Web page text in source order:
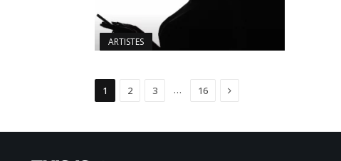
ARTISTES
1 2 3 … 16 Suivant